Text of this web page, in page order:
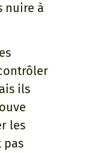
nuire à
ils
les
pas